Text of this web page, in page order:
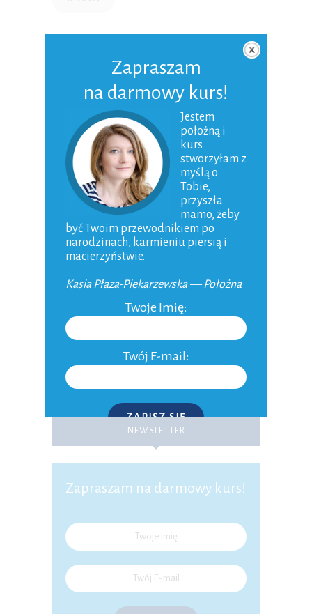
Na co dzień pracuję ze "świeżo" upieczonymi
mamami i noworodkami :-) Zapraszam do
lektury bloga i informacji zwrotnej czy
poszukiwane informacje zostały znalezione :-)
Jeśli nie, to postaram się o nich wkrótce
napisać. Pozdrawiam, Położna Kasia Płaza-
Piekarzewska
Czytaj więcej
NEWSLETTER
Zapraszam na darmowy kurs!
Zapraszam
na darmowy kurs!
Jestem
położną i
kurs
stworzyłam z
myślą o
Tobie,
przyszła
mamo, żeby
być Twoim przewodnikiem po
narodzinach, karmieniu piersią i
macierzyństwie.
Kasia Płaza-Piekarzewska — Położna
Twoje Imię:
Twój E-mail:
ZAPISZ SIĘ
P.S. W każdej chwili możesz wypisać się z kursu.